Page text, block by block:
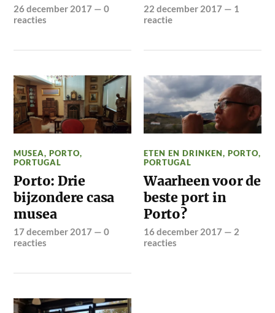
26 december 2017 —0
reacties
22 december 2017 — 1
reactie
MUSEA,PORTO,
PORTUGAL
Porto: Drie
bijzondere casa
musea
17 december 2017 —0
reacties
ETEN EN DRINKEN,PORTO,
PORTUGAL
Waarheen voor de
beste port in
Porto?
16 december 2017 — 2
reacties